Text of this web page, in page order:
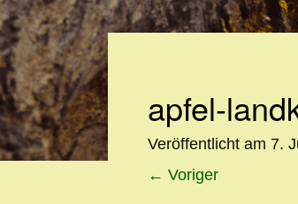
apfel-
Veröffentlicht am 7.
← Voriger